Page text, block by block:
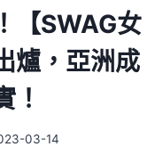
【SWAG女
爐，亞洲成
！
03-14